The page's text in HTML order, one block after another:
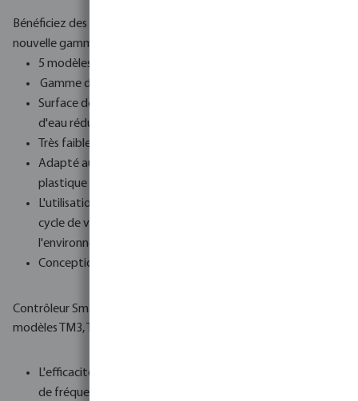
Bénéficiez des dernières technologies de filtration avec notre
nouvelle gamme de filtres à tambour :
5 modèles au choix
Gamme de 5m3h à 140m3h selon le modèle
Surface de maille maximisée pour une consommation
d'eau réduite et des coûts de possession réduits.
Très faible consommation d'électricité (0,18 - 0,55 kW).
Adapté aux applications en eau salée - fabriqué en
plastique pour réduire la corrosion.
L'utilisation de plastiques offre une meilleure évaluation du
cycle de vie (ACV), donc c'est meilleur pour
l'environnement.
Conception à faible entretien
Contrôleur Smart Box - disponible uniquement avec les
modèles TM3, TM4 et TM5.
L'efficacité énergétique est optimisée grâce au variateur
de fréquence.